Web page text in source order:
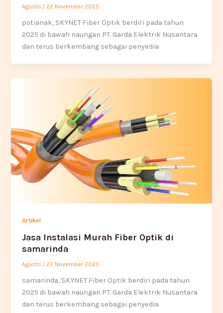
Agustri / 22 November 2025
potianak, SKYNET Fiber Optik berdiri pada tahun
2025 di bawah naungan PT. Garda Elektrik Nusantara
dan terus berkembang sebagai penyedia
Artikel
Jasa Instalasi Murah Fiber Optik di
samarinda
Agustri / 22 November 2025
samarinda, SKYNET Fiber Optik berdiri pada tahun
2025 di bawah naungan PT. Garda Elektrik Nusantara
dan terus berkembang sebagai penyedia